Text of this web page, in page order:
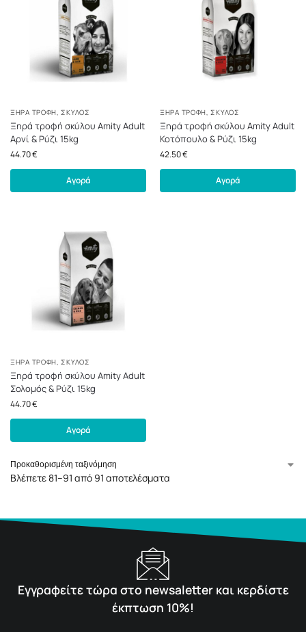
ΞΗΡΆ ΤΡΟΦΉ,ΣΚΎΛΟΣ
Ξηρά τροφή σκύλου Amity Adult
Αρνί & Ρύζι 15kg
44.70€
Αγορά
ΞΗΡΆ ΤΡΟΦΉ,ΣΚΎΛΟΣ
Ξηρά τροφή σκύλου Amity Adult
Κοτόπουλο & Ρύζι 15kg
42.50€
Αγορά
ΞΗΡΆ ΤΡΟΦΉ,ΣΚΎΛΟΣ
Ξηρά τροφή σκύλου Amity Adult
Σολομός & Ρύζι 15kg
44.70€
Αγορά
Βλέπετε 81–91 από 91 αποτελέσματα
Εγγραφείτε τώρα στο newsaletter και κερδίστε
έκπτωση 10%!